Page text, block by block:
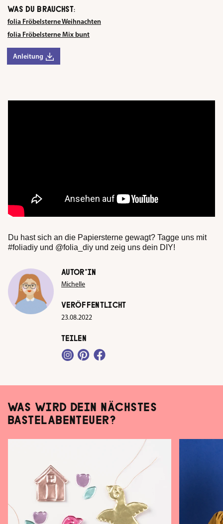
AUTOR*IN
Michelle
VERÖFFENTLICHT
23.08.2022
TEILEN
WAS DU BRAUCHST:
folia Fröbelsterne Weihnachten
folia Fröbelsterne Mix bunt
Anleitung
Du hast sich an die Papiersterne gewagt? Tagge uns mit
#foliadiy und @folia_diy und zeig uns dein DIY!
WAS WIRD DEIN NÄCHSTES
BASTELABENTEUER?